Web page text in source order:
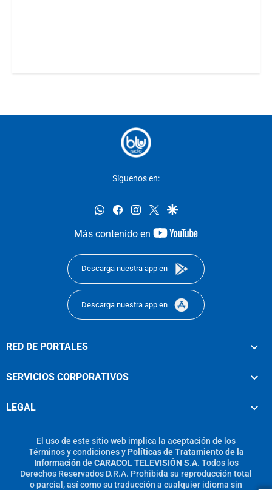
Síguenos en:
whatsappfacebookinstagram
twittergoogle
Más contenido en
youtube-
Descarga nuestra app en
Descarga nuestra app en
RED DE PORTALES
SERVICIOS CORPORATIVOS
LEGAL
El uso de este sitio web implica la aceptación de los
Términos y condicionesy Políticas de Tratamiento de la
Información de CARACOL TELEVISIÓN S.A. Todos los
Derechos Reservados D.R.A. Prohibida su reproducción total
o parcial, así como su traducción a cualquier idioma sin